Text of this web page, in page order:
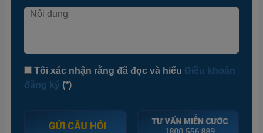
Tôi xác nhận rằng đã đọc và hiểu Điều khoản
đăng ký (*)